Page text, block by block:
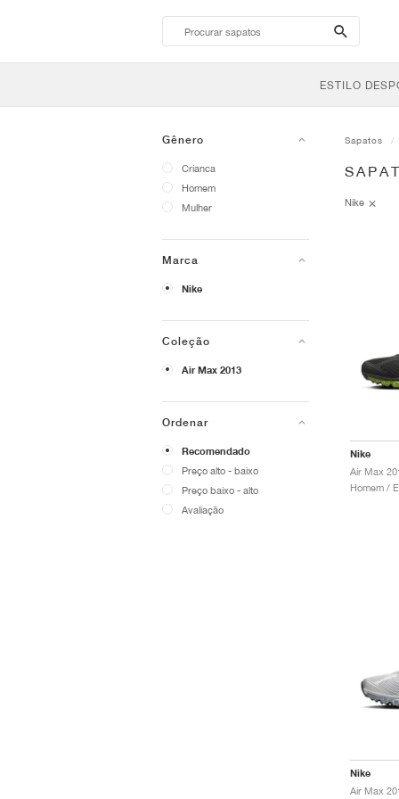
search-
btn
ESTILO
Gênero
Crianca
Homem
Mulher
Marca
Nike
Coleção
Air Max 2013
Ordenar
Recomendado
Preço alto - baixo
Preço baixo - alto
Avaliação
Sapatos
Nike
Nike
Air Max
Nike